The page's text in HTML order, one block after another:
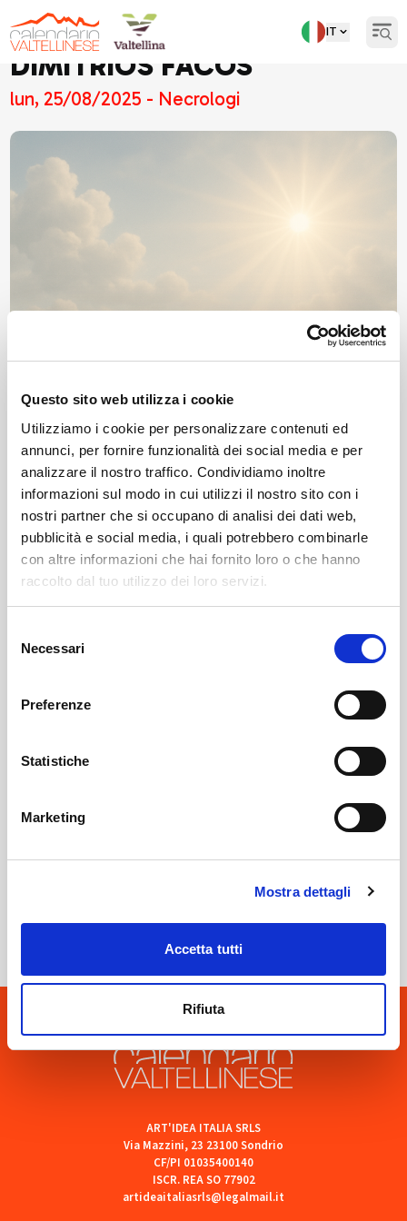
Questo sito web utilizza i cookie
Utilizziamo i cookie per personalizzare contenuti ed
annunci, per fornire funzionalità dei social media e per
analizzare il nostro traffico. Condividiamo inoltre
informazioni sul modo in cui utilizzi il nostro sito con i
nostri partner che si occupano di analisi dei dati web,
pubblicità e social media, i quali potrebbero combinarle
con altre informazioni che hai fornito loro o che hanno
raccolto dal tuo utilizzo dei loro servizi.
delNecessari
Preferenze
Statistiche
Marketing
Mostra dettagli
Accetta tutti
Rifiuta
IT
DIMITRIOS FACOS
lun, 25/08/2025 - Necrologi
Leggi qui il necrologio:
https://www.onoranzefunebrisof.it/necrologi/dimitrios-
facos/
Torre Santa Maria Necrologi
ART'IDEA ITALIA SRLS
Via Mazzini, 23 23100 Sondrio
CF/PI 01035400140
ISCR. REA SO 77902
artideaitaliasrls@legalmail.it